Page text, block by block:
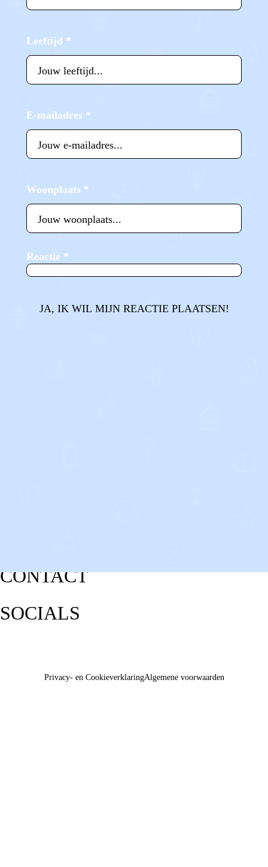
Leeftijd *
E-mailadres *
Woonplaats *
Reactie *
JA, IK WIL MIJN REACTIE PLAATSEN!
CONTACT
SOCIALS
Privacy- en CookieverklaringAlgemene voorwaarden